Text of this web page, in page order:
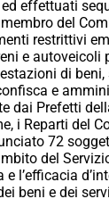
effettuati
del
nti restrittivi
e autoveicoli
di
e
dai Prefetti
i Reparti del
72
del
e l’efficacia
beni e dei